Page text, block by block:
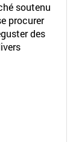
soutenu
procurer
des